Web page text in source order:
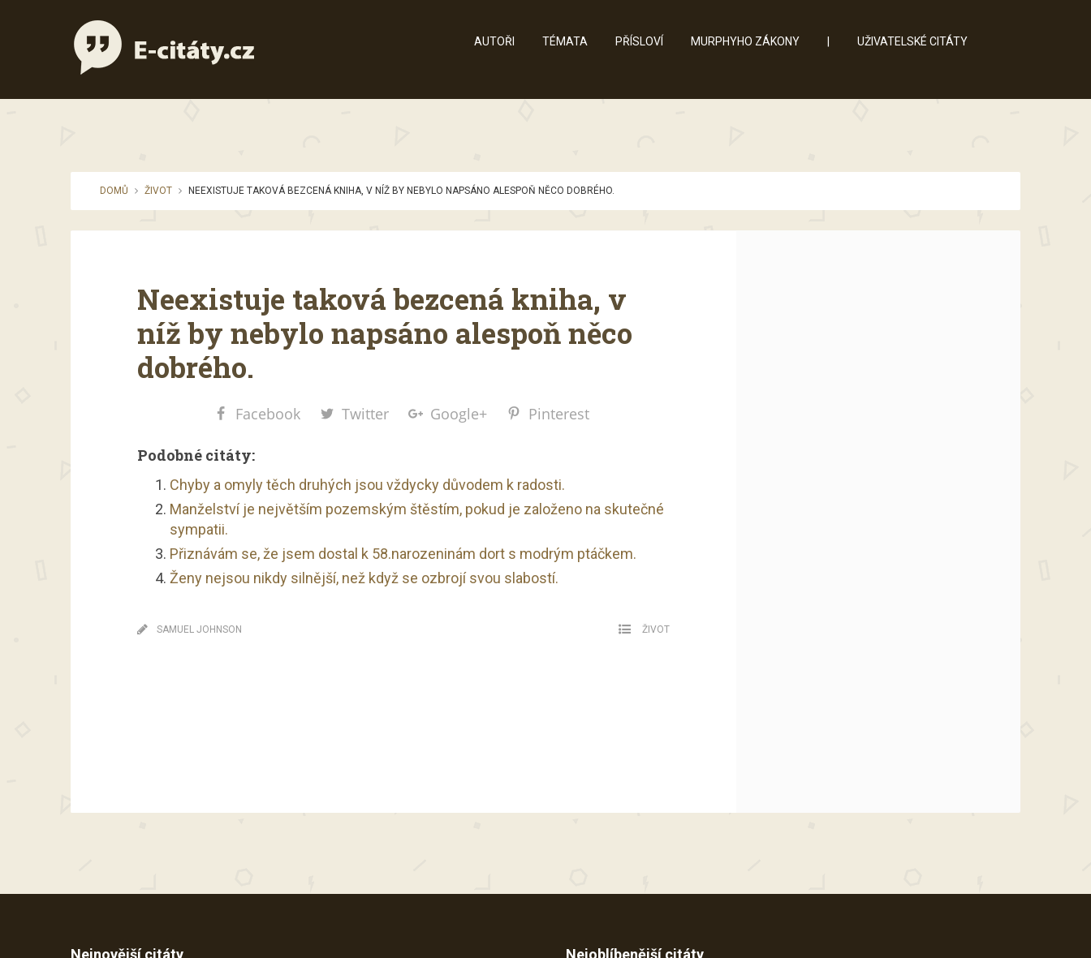
AUTOŘI TÉMATA PŘÍSLOVÍ MURPHYHO ZÁKONY UŽIVATELSKÉ CITÁTY
DOMŮ ŽIVOT NEEXISTUJE TAKOVÁ BEZCENÁ KNIHA, V NÍŽ BY NEBYLO NAPSÁNO ALESPOŇ NĚCO DOBRÉHO.
Neexistuje taková bezcená kniha, v
níž by nebylo napsáno alespoň něco
dobrého.
Facebook Twitter Google+ Pinterest
Podobné citáty:
Chyby a omyly těch druhých jsou vždycky důvodem k radosti.
Manželství je největším pozemským štěstím, pokud je založeno na skutečné
sympatii.
Přiznávám se, že jsem dostal k 58.narozeninám dort s modrým ptáčkem.
Ženy nejsou nikdy silnější, než když se ozbrojí svou slabostí.
SAMUEL JOHNSON ŽIVOT
Nejnovější citáty Nejoblíbenější citáty